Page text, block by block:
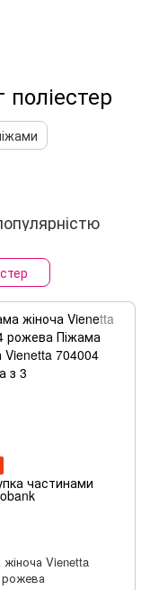
Vienetta
рожева